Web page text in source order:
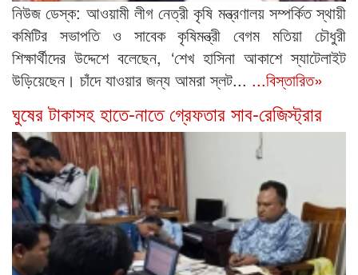
নিউজ ডেস্ক: আওয়ামী লীগ নেত্রী কৃষি মন্ত্রণালয় সম্পর্কিত স্থায়ী
কমিটির সভাপতি ও সাবেক কৃষিমন্ত্রী বেগম মতিয়া চৌধুরী
শিক্ষার্থীদের উদ্দেশে বলেছেন, ‘শেখ হাসিনা আকাশে স্যাটেলাইট
উড়িয়েছেন। চাঁদে যাওয়ার জন্য আমরা স্লট... ...বিস্তারিত»
ঘুষের টাকাসহ হাতে-নাতে গ্রেফতার সাব-রেজিস্ট্রার